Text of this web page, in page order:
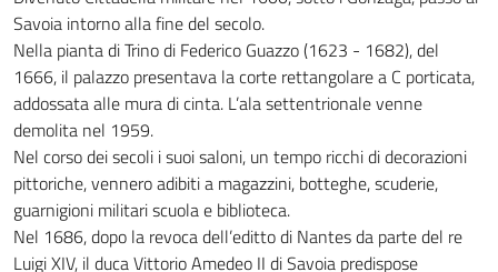
Savoia intorno alla fine del secolo.
Nella pianta di Trino di Federico Guazzo (1623 - 1682), del
1666, il palazzo presentava la corte rettangolare a C porticata,
addossata alle mura di cinta. L’ala settentrionale venne
demolita nel 1959.
Nel corso dei secoli i suoi saloni, un tempo ricchi di decorazioni
pittoriche, vennero adibiti a magazzini, botteghe, scuderie,
guarnigioni militari scuola e biblioteca.
Nel 1686, dopo la revoca dell’editto di Nantes da parte del re
Luigi XIV, il duca Vittorio Amedeo II di Savoia predispose